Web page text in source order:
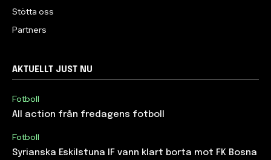
Stötta oss
Partners
AKTUELLT JUST NU
Fotboll
All action från fredagens fotboll
Fotboll
Syrianska Eskilstuna IF vann klart borta mot FK Bosna